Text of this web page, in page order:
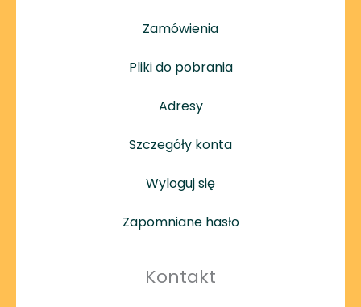
Zamówienia
Pliki do pobrania
Adresy
Szczegóły konta
Wyloguj się
Zapomniane hasło
Kontakt